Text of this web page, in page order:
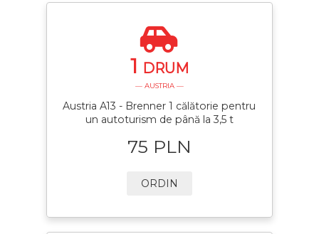
1 DRUM
— AUSTRIA —
Austria A13 - Brenner 1 călătorie pentru
un autoturism de până la 3,5 t
75 PLN
ORDIN